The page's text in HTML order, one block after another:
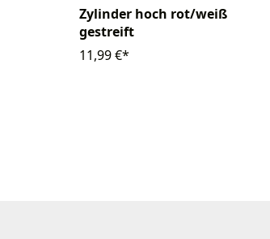
Zylinder hoch rot/weiß
gestreift
11,99 €*